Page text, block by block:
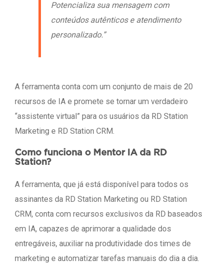
Potencializa sua mensagem com
conteúdos autênticos e atendimento
personalizado.”
A ferramenta conta com um conjunto de mais de 20
recursos de IA e promete se tornar um verdadeiro
“assistente virtual” para os usuários da RD Station
Marketing e RD Station CRM.
Como funciona o Mentor IA da RD
Station?
A ferramenta, que já está disponível para todos os
assinantes da RD Station Marketing ou RD Station
CRM, conta com recursos exclusivos da RD baseados
em IA, capazes de aprimorar a qualidade dos
entregáveis, auxiliar na produtividade dos times de
marketing e automatizar tarefas manuais do dia a dia.